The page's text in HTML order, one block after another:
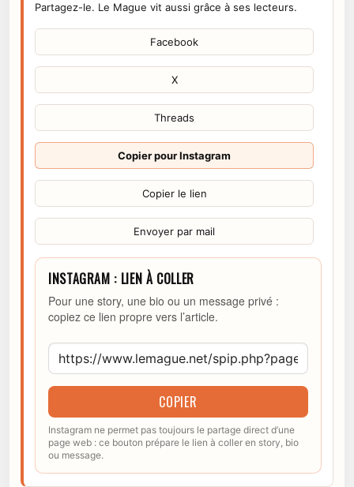
Partagez-le. Le Mague vit aussi grâce à ses lecteurs.
Facebook
X
Threads
Copier pour Instagram
Copier le lien
Envoyer par mail
INSTAGRAM : LIEN À COLLER
Pour une story, une bio ou un message privé :
copiez ce lien propre vers l’article.
COPIER
Instagram ne permet pas toujours le partage direct d’une
page web : ce bouton prépare le lien à coller en story, bio
ou message.